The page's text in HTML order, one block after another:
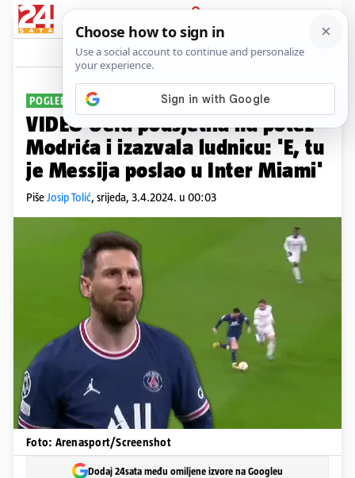
PRIJAVA
Sport Komentari
POGLEDAJTE TAJ START
VIDEO Uefa podsjetila na potez
Modrića i izazvala ludnicu: 'E, tu
je Messija poslao u Inter Miami'
PišeJosip Tolić, srijeda, 3.4.2024. u 00:03
Foto: Arenasport/Screenshot
Dodaj 24sata među omiljene izvore na Googleu